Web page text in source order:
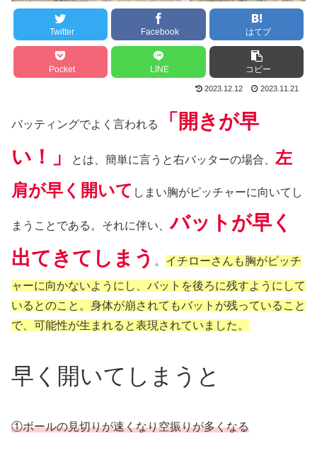
Twitter Facebook はてブ
Pocket LINE コピー
2023.12.12 2023.11.21
バッティングでよく言われる
「開きが早
い！」
とは、簡単に言うと右バッターの場合、 左
肩が早く開いて しまい胸がピッチャーに向いてし
まうことである。それに伴い、バットが早く
出てきてしまう 。 イチローさんも胸がピッチ
ャーに向かないようにし、バットを後ろに残すようにして
いるとのこと。身体が崩されてもバットが残っていること
で、可能性が生まれると表現されていました。
早く開いてしまうと
①ボールの見切りが速くなり空振りが多くなる